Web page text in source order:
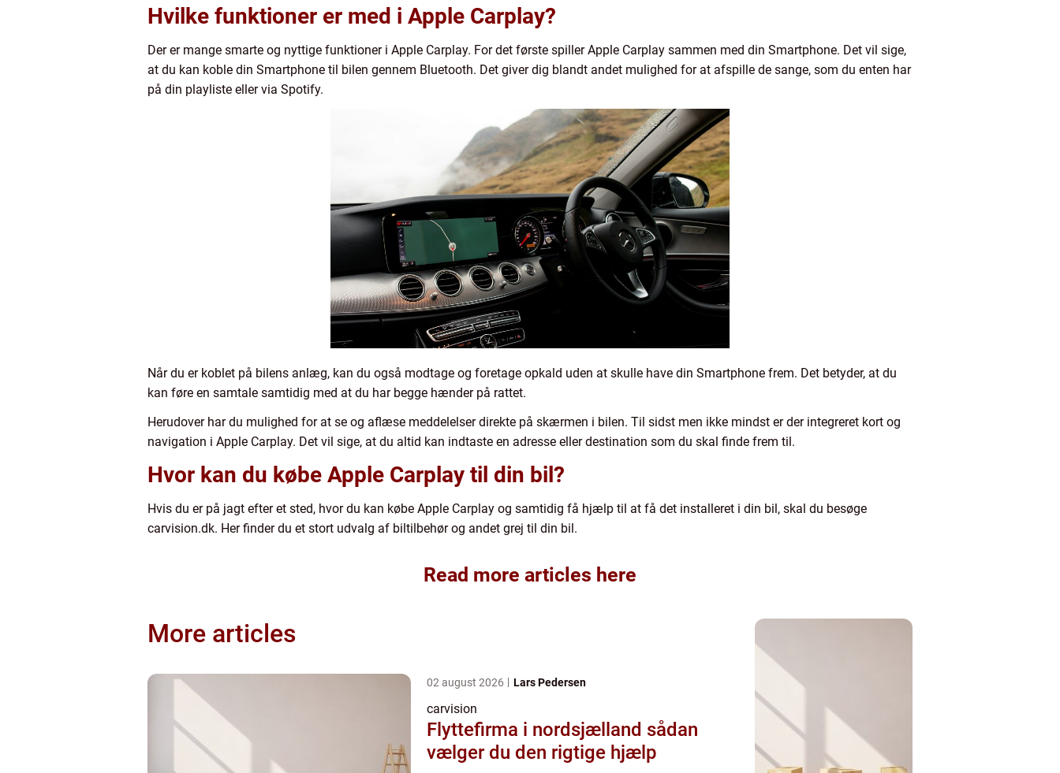
Hvilke funktioner er med i Apple Carplay?
Der er mange smarte og nyttige funktioner i Apple Carplay. For det første spiller Apple Carplay sammen med din Smartphone. Det vil sige,
at du kan koble din Smartphone til bilen gennem Bluetooth. Det giver dig blandt andet mulighed for at afspille de sange, som du enten har
på din playliste eller via Spotify.
Når du er koblet på bilens anlæg, kan du også modtage og foretage opkald uden at skulle have din Smartphone frem. Det betyder, at du
kan føre en samtale samtidig med at du har begge hænder på rattet.
Herudover har du mulighed for at se og aflæse meddelelser direkte på skærmen i bilen. Til sidst men ikke mindst er der integreret kort og
navigation i Apple Carplay. Det vil sige, at du altid kan indtaste en adresse eller destination som du skal finde frem til.
Hvor kan du købe Apple Carplay til din bil?
Hvis du er på jagt efter et sted, hvor du kan købe Apple Carplay og samtidig få hjælp til at få det installeret i din bil, skal du besøge
carvision.dk. Her finder du et stort udvalg af biltilbehør og andet grej til din bil.
Read more articles here
More articles
02 august 2026 Lars Pedersen
carvision
Flyttefirma i nordsjælland sådan
vælger du den rigtige hjælp